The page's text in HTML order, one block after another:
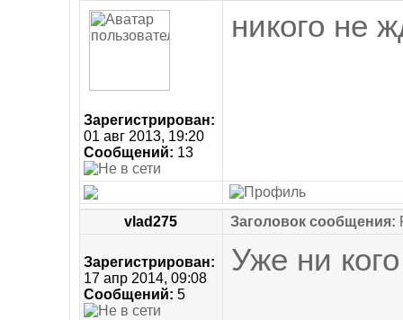
Зарегистрирован:
01 авг 2013, 19:20
Сообщений: 13
никого не
vlad275 Заголовок сообщения:
Зарегистрирован:
17 апр 2014, 09:08
Сообщений: 5
Уже ни